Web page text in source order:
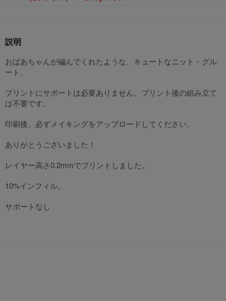
説明
おばあちゃんが編んでくれたような、キュートなニット・グル
ート。
プリントにサポートは必要ありません。プリント後の組み立て
は不要です。
印刷後、必ずメイキングをアップロードしてください。
ありがとうございました！
レイヤー高さ0.2mmでプリントしました。
10%インフィル。
サポートなし